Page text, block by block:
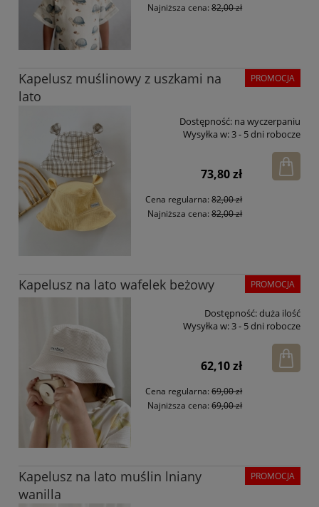
Najniższa cena:82,00 zł
Kapelusz muślinowy z uszkami na
lato
Dostępność: na wyczerpaniu
Wysyłka w:3 - 5 dni robocze
73,80 zł
Cena regularna:82,00 zł
Najniższa cena:82,00 zł
PROMOCJA
Kapelusz na lato wafelek beżowy
Dostępność:duża ilość
Wysyłka w:3 - 5 dni robocze
62,10 zł
Cena regularna:69,00 zł
Najniższa cena:69,00 zł
PROMOCJA
Kapelusz na lato muślin lniany
wanilla
PROMOCJA